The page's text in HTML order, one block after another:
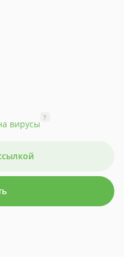
вирусы
?